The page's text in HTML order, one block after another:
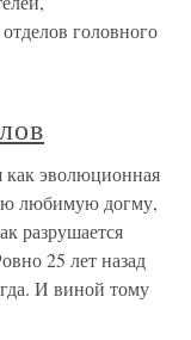
головного
эволюционная
любимую догму,
разрушается
25 лет назад
И виной тому